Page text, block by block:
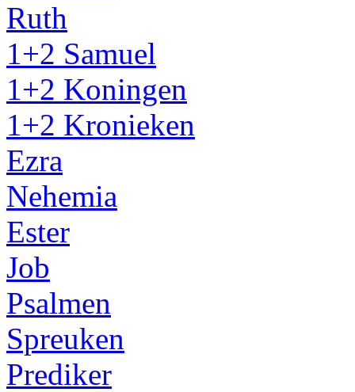
Ruth
1+2 Samuel
1+2 Koningen
1+2 Kronieken
Ezra
Nehemia
Ester
Job
Psalmen
Spreuken
Prediker